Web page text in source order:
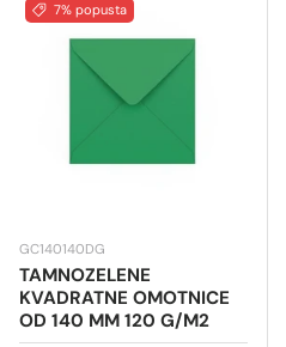
7% popusta
GC140140DG
TAMNOZELENE
KVADRATNE OMOTNICE
OD 140 MM 120 G/M2